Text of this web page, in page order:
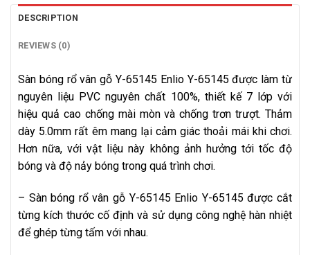
DESCRIPTION
REVIEWS (0)
Sàn bóng rổ vân gỗ Y-65145 Enlio Y-65145 được làm từ
nguyên liệu PVC nguyên chất 100%, thiết kế 7 lớp với
hiệu quả cao chống mài mòn và chống trơn trượt. Thảm
dày 5.0mm rất êm mang lại cảm giác thoải mái khi chơi.
Hơn nữa, với vật liệu này không ảnh hưởng tới tốc độ
bóng và độ nảy bóng trong quá trình chơi.
– Sàn bóng rổ vân gỗ Y-65145 Enlio Y-65145 được cắt
từng kích thước cố định và sử dụng công nghệ hàn nhiệt
để ghép từng tấm với nhau.